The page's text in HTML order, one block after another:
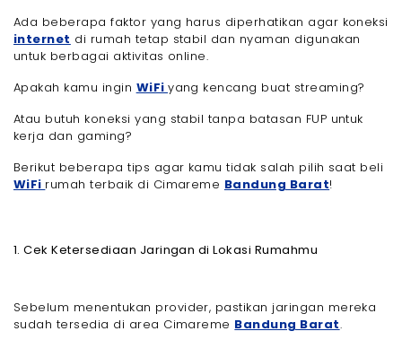
Ada beberapa faktor yang harus diperhatikan agar koneksi
internet di rumah tetap stabil dan nyaman digunakan
untuk berbagai aktivitas online.
Apakah kamu ingin WiFiyang kencang buat streaming?
Atau butuh koneksi yang stabil tanpa batasan FUP untuk
kerja dan gaming?
Berikut beberapa tips agar kamu tidak salah pilih saat beli
WiFi rumah terbaik di Cimareme Bandung Barat!
1. Cek Ketersediaan Jaringan di Lokasi Rumahmu
Sebelum menentukan provider, pastikan jaringan mereka
sudah tersedia di area Cimareme Bandung Barat.